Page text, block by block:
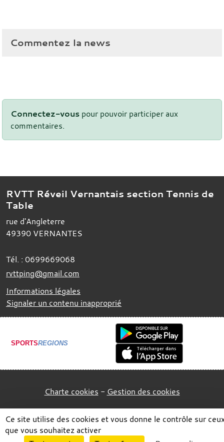
Commentez la news
Connectez-vous pour pouvoir participer aux
commentaires.
RVTT Réveil Vernantais section Tennis de
Table
rue d'Angleterre
49390 VERNANTES
Tél. : 0699669068
rvttping@gmail.com
Informations légales
Signaler un contenu inapproprié
SPORTSREGIONS
Charte cookies Gestion des cookies
Ce site utilise des cookies et vous donne le contrôle sur
que vous souhaitez activer